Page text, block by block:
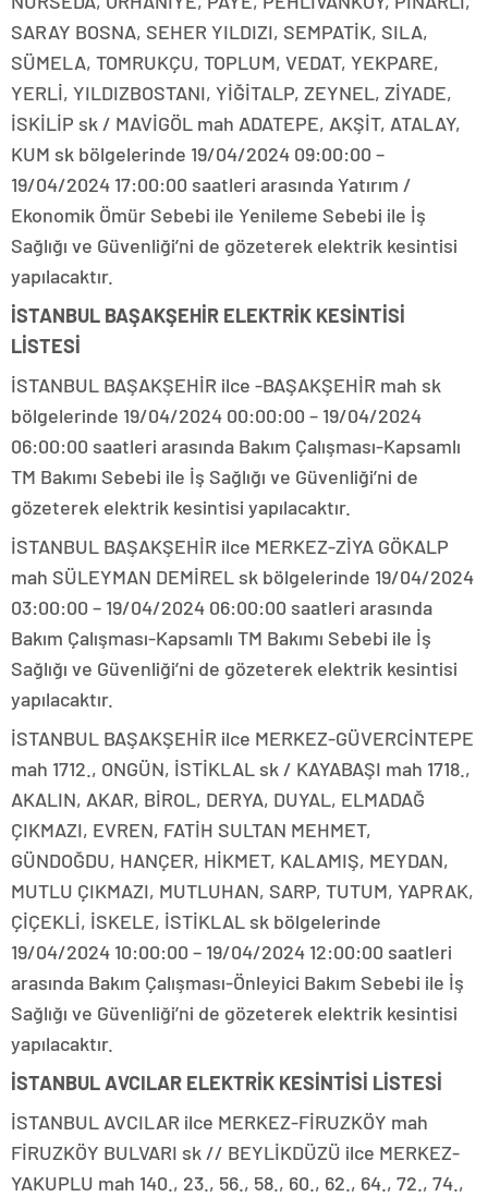
SARAY BOSNA, SEHER YILDIZI, SEMPATİK, SILA,
SÜMELA, TOMRUKÇU, TOPLUM, VEDAT, YEKPARE,
YERLİ, YILDIZBOSTANI, YİĞİTALP, ZEYNEL, ZİYADE,
İSKİLİP sk / MAVİGÖL mah ADATEPE, AKŞİT, ATALAY,
KUM sk bölgelerinde 19/04/2024 09:00:00 –
19/04/2024 17:00:00 saatleri arasında Yatırım /
Ekonomik Ömür Sebebi ile Yenileme Sebebi ile İş
Sağlığı ve Güvenliği’ni de gözeterek elektrik kesintisi
yapılacaktır.
İSTANBUL BAŞAKŞEHİR ELEKTRİK KESİNTİSİ
LİSTESİ
İSTANBUL BAŞAKŞEHİR ilce -BAŞAKŞEHİR mah sk
bölgelerinde 19/04/2024 00:00:00 – 19/04/2024
06:00:00 saatleri arasında Bakım Çalışması-Kapsamlı
TM Bakımı Sebebi ile İş Sağlığı ve Güvenliği’ni de
gözeterek elektrik kesintisi yapılacaktır.
İSTANBUL BAŞAKŞEHİR ilce MERKEZ-ZİYA GÖKALP
mah SÜLEYMAN DEMİREL sk bölgelerinde 19/04/2024
03:00:00 – 19/04/2024 06:00:00 saatleri arasında
Bakım Çalışması-Kapsamlı TM Bakımı Sebebi ile İş
Sağlığı ve Güvenliği’ni de gözeterek elektrik kesintisi
yapılacaktır.
İSTANBUL BAŞAKŞEHİR ilce MERKEZ-GÜVERCİNTEPE
mah 1712., ONGÜN, İSTİKLAL sk / KAYABAŞI mah 1718.,
AKALIN, AKAR, BİROL, DERYA, DUYAL, ELMADAĞ
ÇIKMAZI, EVREN, FATİH SULTAN MEHMET,
GÜNDOĞDU, HANÇER, HİKMET, KALAMIŞ, MEYDAN,
MUTLU ÇIKMAZI, MUTLUHAN, SARP, TUTUM, YAPRAK,
ÇİÇEKLİ, İSKELE, İSTİKLAL sk bölgelerinde
19/04/2024 10:00:00 – 19/04/2024 12:00:00 saatleri
arasında Bakım Çalışması-Önleyici Bakım Sebebi ile İş
Sağlığı ve Güvenliği’ni de gözeterek elektrik kesintisi
yapılacaktır.
İSTANBUL AVCILAR ELEKTRİK KESİNTİSİ LİSTESİ
İSTANBUL AVCILAR ilce MERKEZ-FİRUZKÖY mah
FİRUZKÖY BULVARI sk // BEYLİKDÜZÜ ilce MERKEZ-
YAKUPLU mah 140., 23., 56., 58., 60., 62., 64., 72., 74.,